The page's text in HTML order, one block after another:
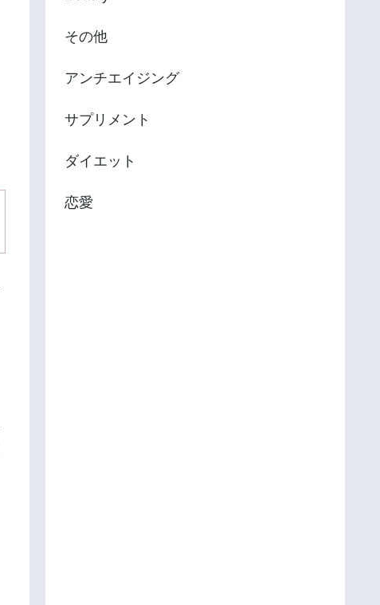
その他
アンチエイジング
サプリメント
ダイエット
恋愛